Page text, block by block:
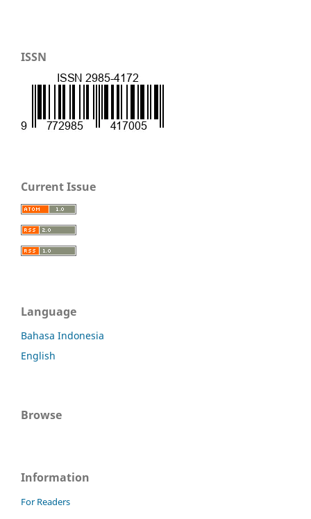
ISSN
Current Issue
Language
Bahasa Indonesia
English
Browse
Information
For Readers